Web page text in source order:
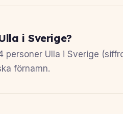
i Sverige?
personer Ulla i Sverige
förnamn.